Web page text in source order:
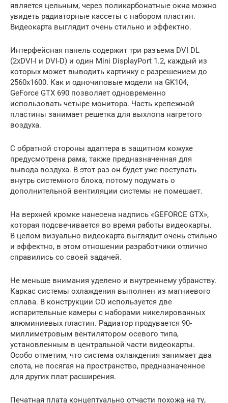
является цельным, через поликарбонатные окна можно
увидеть радиаторные кассеты c набором пластин.
Видеокарта выглядит очень стильно и эффектно.
Интерфейсная панель содержит три разъема DVI DL
(2хDVI-I и DVI-D) и один Mini DisplayPort 1.2, каждый из
которых может выводить картинку с разрешением до
2560х1600. Как и одночиповые модели на GK104,
GeForce GTX 690 позволяет одновременно
использовать четыре монитора. Часть крепежной
пластины занимает решетка для выхлопа нагретого
воздуха.
С обратной стороны адаптера в защитном кожухе
предусмотрена рама, также предназначенная для
вывода воздуха. В этот раз он будет уже поступать
внутрь системного блока, потому подумать о
дополнительной вентиляции системы не помешает.
На верхней кромке нанесена надпись «GEFORCE GTX»,
которая подсвечивается во время работы видеокарты.
В целом визуально видеокарта выглядит очень стильно
и эффектно, в этом отношении разработчики отлично
справились со своей задачей.
Не меньше внимания уделено и внутреннему убранству.
Каркас системы охлаждения выполнен из магниевого
сплава. В конструкции СО используется две
испарительные камеры с наборами никелированных
алюминиевых пластин. Радиатор продувается 90-
миллиметровым вентилятором осевого типа,
установленным в центральной части видеокарты.
Особо отметим, что система охлаждения занимает два
слота, не посягая на пространство, предназначенное
для других плат расширения.
Печатная плата концептуально отчасти похожа на ту,